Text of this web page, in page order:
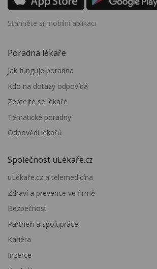
Stáhněte si mobilní aplikaci
Poradna lékaře
Jak funguje poradna
Kdo na dotazy odpovídá
Zeptejte se lékaře
Tematické poradny
Odpovědi lékařů
Společnost uLékaře.cz
uLékaře.cz a telemedicína
Zdraví a prevence ve firmě
Bezpečnost
Partneři a spolupráce
Kariéra
Inzerce